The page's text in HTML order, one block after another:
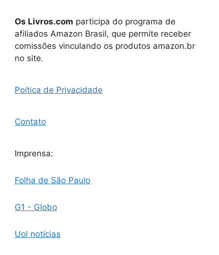
Os Livros.com participa do programa de
afiliados Amazon Brasil, que permite receber
comissões vinculando os produtos amazon.br
no site.
Poítica de Privacidade
Contato
Imprensa:
Folha de São Paulo
G1 - Globo
Uol notícias